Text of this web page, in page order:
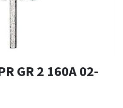
GR 2 160A 02-